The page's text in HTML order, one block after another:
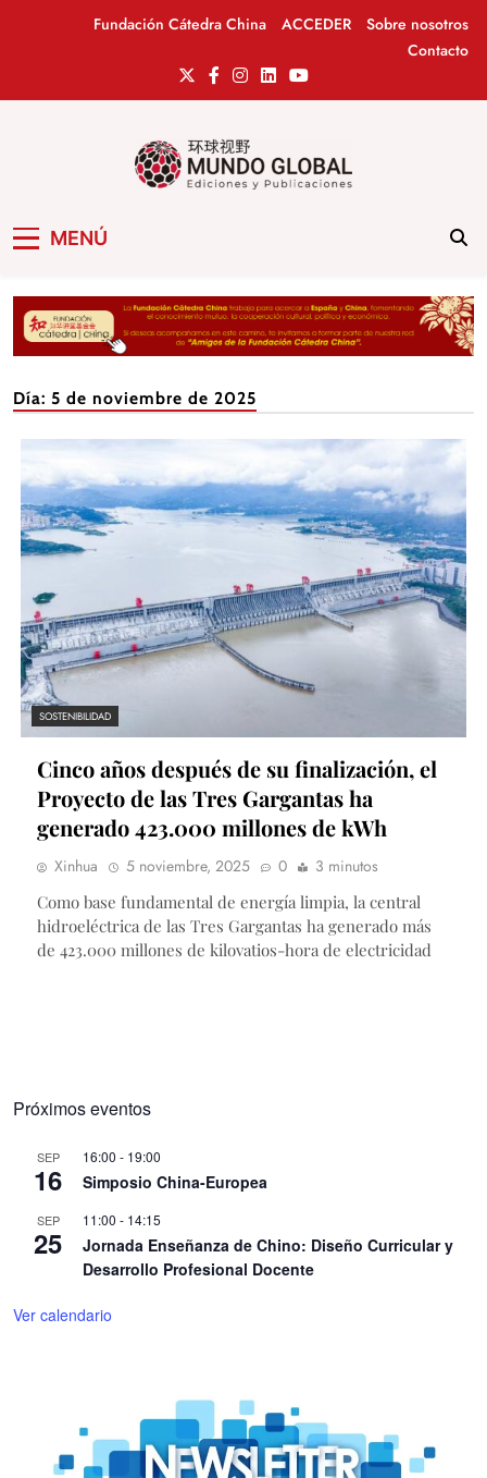
Fundación Cátedra China ACCEDER
Sobre nosotros
Contacto
MENÚ
Día: 5 de noviembre de 2025
SOSTENIBILIDAD
Cinco años después de su finalización, el
Proyecto de las Tres Gargantas ha
generado 423.000 millones de kWh
Xinhua 5 noviembre, 2025 0
3 minutos
Como base fundamental de energía limpia, la central
hidroeléctrica de las Tres Gargantas ha generado más
de 423.000 millones de kilovatios-hora de electricidad
Próximos eventos
SEP
16
16:00 - 19:00
Simposio China-Europea
SEP
25
11:00 - 14:15
Jornada Enseñanza de Chino: Diseño Curricular y
Desarrollo Profesional Docente
Ver calendario